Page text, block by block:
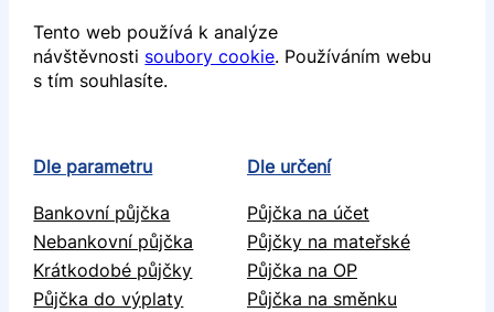
Tento web používá k analýze
návštěvnosti soubory cookie. Používáním webu
s tím souhlasíte.
Dle parametru
Bankovní půjčka
Nebankovní půjčka
Krátkodobé půjčky
Půjčka do výplaty
Dle určení
Půjčka na účet
Půjčky na mateřské
Půjčka na OP
Půjčka na směnku